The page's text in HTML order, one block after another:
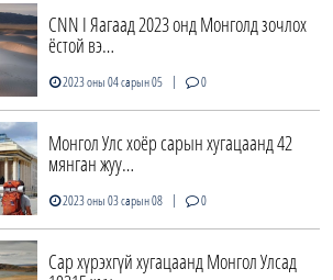
CNN I Яагаад 2023 онд Монголд зочлох
ёстой вэ…
2023 оны 04 сарын 05 | 0
Монгол Улс хоёр сарын хугацаанд 42
мянган жуу…
2023 оны 03 сарын 08 | 0
Сар хүрэхгүй хугацаанд Монгол Улсад